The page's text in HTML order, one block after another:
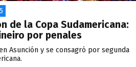
de la Copa Sudamericana:
por penales
Asunción y se consagró por segunda